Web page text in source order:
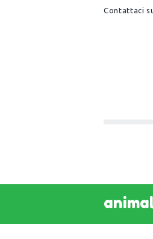
Contattaci